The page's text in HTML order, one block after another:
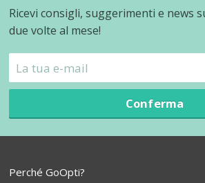
Ricevi consigli, suggerimenti e news
due volte al mese!
Conferma
Perché GoOpti?